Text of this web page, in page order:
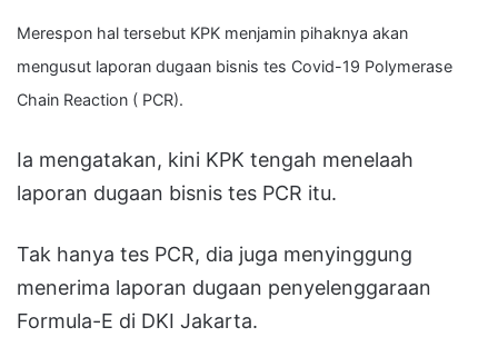
Merespon hal tersebut KPK menjamin pihaknya akan
mengusut laporan dugaan bisnis tes Covid-19 Polymerase
Chain Reaction ( PCR).
Ia mengatakan, kini KPK tengah menelaah
laporan dugaan bisnis tes PCR itu.
Tak hanya tes PCR, dia juga menyinggung
menerima laporan dugaan penyelenggaraan
Formula-E di DKI Jakarta.